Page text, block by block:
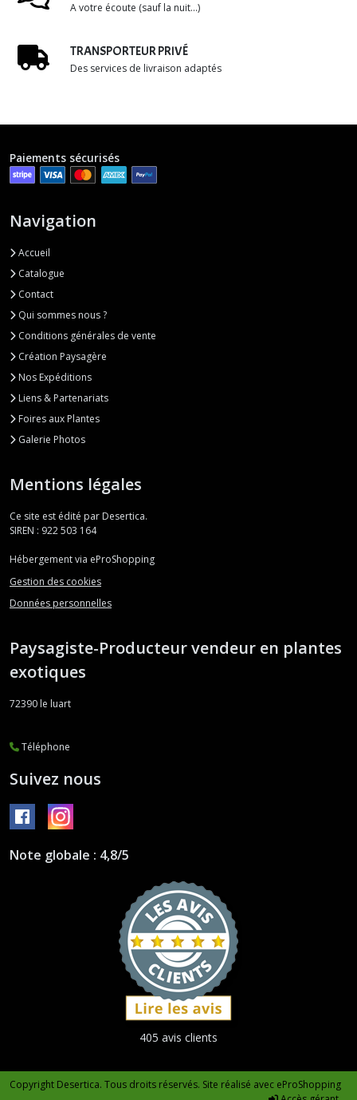
A votre écoute (sauf la nuit...)
TRANSPORTEUR PRIVÉ
Des services de livraison adaptés
Paiements sécurisés
Navigation
Accueil
Catalogue
Contact
Qui sommes nous ?
Conditions générales de vente
Création Paysagère
Nos Expéditions
Liens & Partenariats
Foires aux Plantes
Galerie Photos
Mentions légales
Ce site est édité par Desertica.
SIREN : 922 503 164
Hébergement via eProShopping
Gestion des cookies
Données personnelles
Paysagiste-Producteur vendeur en plantes
exotiques
72390 le luart
Téléphone
Suivez nous
Note globale : 4,8/5
405 avis clients
Copyright Desertica. Tous droits réservés. Site réalisé avec eProShopping